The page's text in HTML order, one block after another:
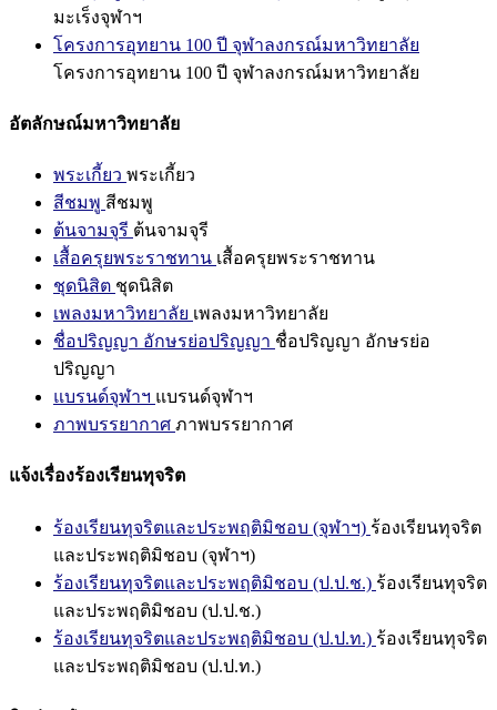
มะเร็งจุฬาฯ
โครงการอุทยาน 100 ปี จุฬาลงกรณ์มหาวิทยาลัย
โครงการอุทยาน 100 ปี จุฬาลงกรณ์มหาวิทยาลัย
อัตลักษณ์มหาวิทยาลัย
พระเกี้ยว พระเกี้ยว
สีชมพู สีชมพู
ต้นจามจุรี ต้นจามจุรี
เสื้อครุยพระราชทาน เสื้อครุยพระราชทาน
ชุดนิสิต ชุดนิสิต
เพลงมหาวิทยาลัย เพลงมหาวิทยาลัย
ชื่อปริญญา อักษรย่อปริญญา ชื่อปริญญา อักษรย่อ
ปริญญา
แบรนด์จุฬาฯ แบรนด์จุฬาฯ
ภาพบรรยากาศ ภาพบรรยากาศ
แจ้งเรื่องร้องเรียนทุจริต
ร้องเรียนทุจริตและประพฤติมิชอบ (จุฬาฯ) ร้องเรียนทุจริต
และประพฤติมิชอบ (จุฬาฯ)
ร้องเรียนทุจริตและประพฤติมิชอบ (ป.ป.ช.) ร้องเรียนทุจริต
และประพฤติมิชอบ (ป.ป.ช.)
ร้องเรียนทุจริตและประพฤติมิชอบ (ป.ป.ท.) ร้องเรียนทุจริต
และประพฤติมิชอบ (ป.ป.ท.)